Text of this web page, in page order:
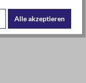
Alle akzeptieren